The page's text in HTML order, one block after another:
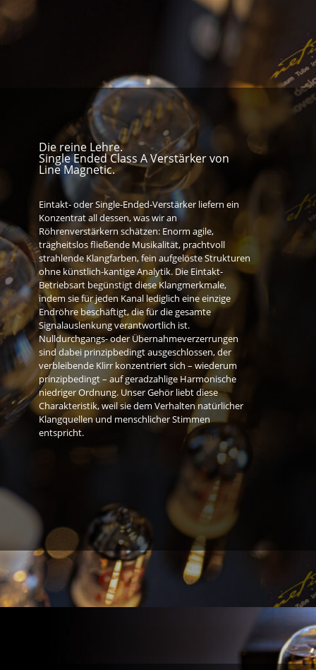
Die reine Lehre.
Single Ended Class A Verstärker von
Line Magnetic.
Eintakt- oder Single-Ended-Verstärker liefern ein
Konzentrat all dessen, was wir an
Röhrenverstärkern schätzen: Enorm agile,
trägheitslos fließende Musikalität, prachtvoll
strahlende Klangfarben, fein aufgelöste Strukturen
ohne künstlich-kantige Analytik. Die Eintakt-
Betriebsart begünstigt diese Klangmerkmale,
indem sie für jeden Kanal lediglich eine einzige
Endröhre beschäftigt, die für die gesamte
Signalauslenkung verantwortlich ist.
Nulldurchgangs- oder Übernahmeverzerrungen
sind dabei prinzipbedingt ausgeschlossen, der
verbleibende Klirr konzentriert sich – wiederum
prinzipbedingt – auf geradzahlige Harmonische
niedriger Ordnung. Unser Gehör liebt diese
Charakteristik, weil sie dem Verhalten natürlicher
Klangquellen und menschlicher Stimmen
entspricht.